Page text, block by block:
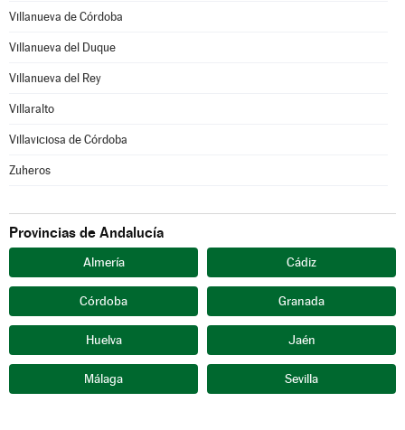
Villanueva de Córdoba
Villanueva del Duque
Villanueva del Rey
Villaralto
Villaviciosa de Córdoba
Zuheros
Provincias de Andalucía
Almería Cádiz
Córdoba Granada
Huelva Jaén
Málaga Sevilla